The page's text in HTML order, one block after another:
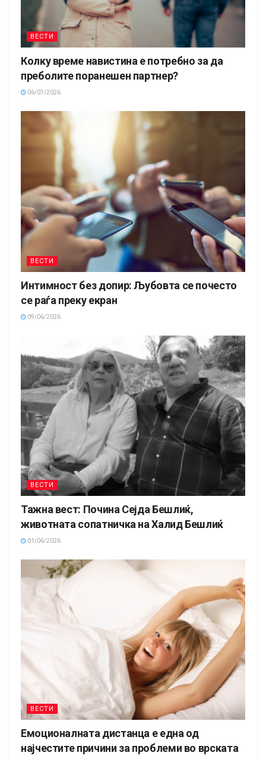
ВЕСТИ
Колку време навистина е потребно за да
преболите поранешен партнер?
06/07/2026
ВЕСТИ
Интимност без допир: Љубовта се почесто
се раѓа преку екран
09/06/2026
ВЕСТИ
Тажна вест: Почина Сејда Бешлиќ,
животната сопатничка на Халид Бешлиќ
01/06/2026
ВЕСТИ
Емоционалната дистанца е една од
најчестите причини за проблеми во врската